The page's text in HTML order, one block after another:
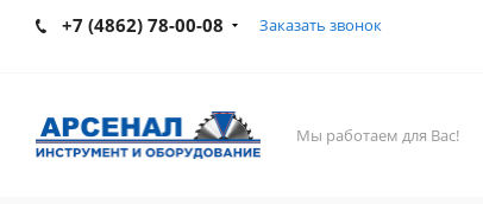
+7 (4862) 78-00-08 Заказать звонок
Мы работаем для Вас!